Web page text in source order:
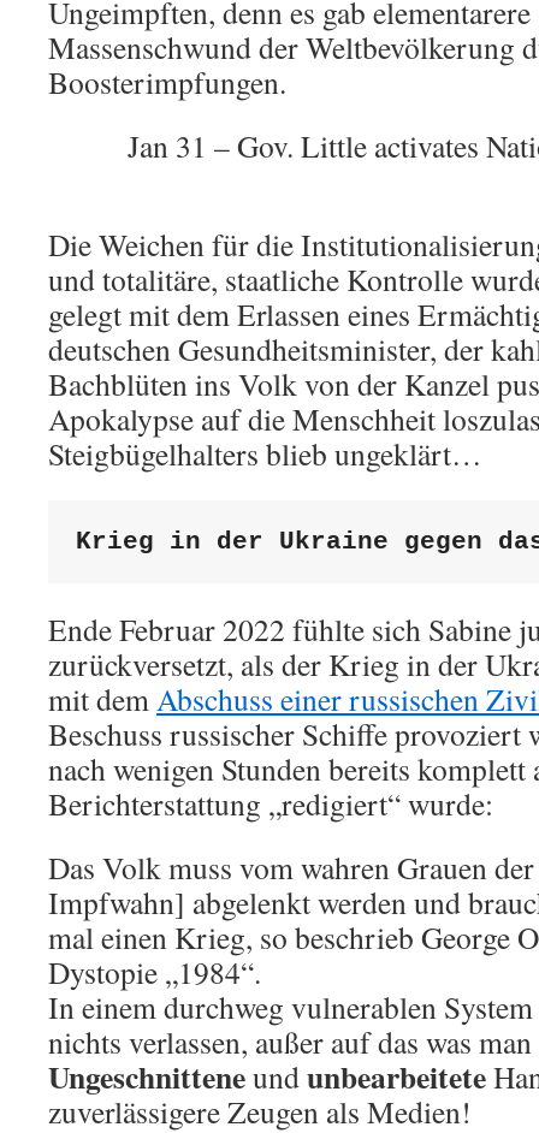
Ungeimpften, denn es gab
Massenschwund der Weltbevölkerung
Boosterimpfungen.
Jan 31 – Gov. Little activates
Die Weichen für die
und totalitäre, staatliche Kontrolle
gelegt mit dem Erlassen eines
deutschen Gesundheitsminister, der
Bachblüten ins Volk von der Kanzel
Apokalypse auf die Menschheit
Steigbügelhalters blieb ungeklärt…
Krieg in der Ukraine gegen das
Ende Februar 2022 fühlte sich Sabine
zurückversetzt, als der Krieg in der
mit demAbschuss einer russischen
Beschuss russischer Schiffe provoziert
nach wenigen Stunden bereits komplett
Berichterstattung „redigiert“ wurde:
Das Volk muss vom wahren Grauen
Impfwahn] abgelenkt werden und
mal einen Krieg, so beschrieb George
Dystopie „1984“.
In einem durchweg vulnerablen
nichts verlassen, außer auf das was
Ungeschnitteneundunbearbeitete
zuverlässigere Zeugen als Medien!